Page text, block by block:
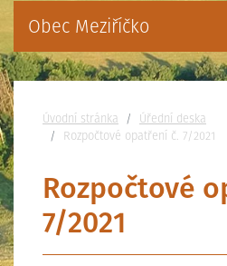
Obec Meziříčko
Nacházíte se:
Úvodní stránka
Úřední deska
Rozpočtové opatření č. 7/2021
Rozpočtové
7/2021